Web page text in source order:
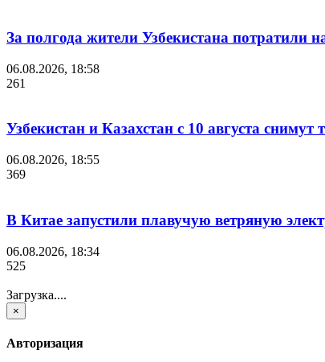
За полгода жители Узбекистана потратили
06.08.2026, 18:58
261
Узбекистан и Казахстан с 10 августа
06.08.2026, 18:55
369
В Китае запустили плавучую ветряную
06.08.2026, 18:34
525
Загрузка....
×
Авторизация